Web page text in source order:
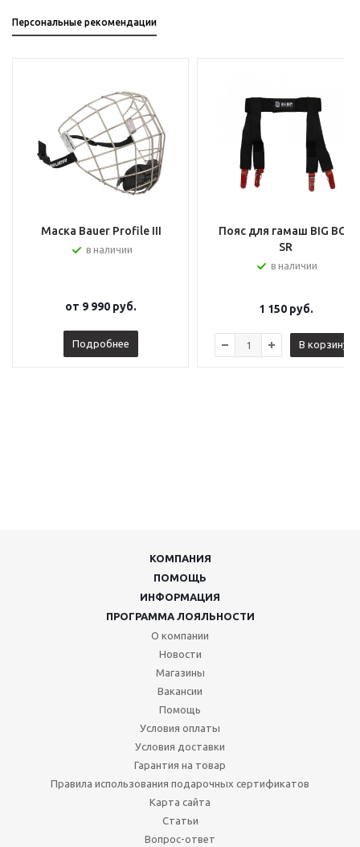
Персональные рекомендации
Маска Bauer Profile III
в наличии
от 9 990 руб.
Подробнее
Пояс для гамаш BIG BOY
SR
в наличии
1 150руб.
В корзину
КОМПАНИЯ
ПОМОЩЬ
ИНФОРМАЦИЯ
ПРОГРАММА ЛОЯЛЬНОСТИ
О компании
Новости
Магазины
Вакансии
Помощь
Условия оплаты
Условия доставки
Гарантия на товар
Правила использования подарочных сертификатов
Карта сайта
Статьи
Вопрос-ответ